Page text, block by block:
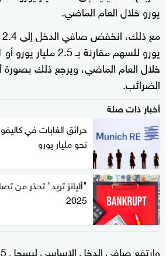
يورو خلال العام الماضي.
خلال العام الماضي، ويرجع ذلك بصورة
الضرائب.
أخبار ذات صلة
حرائق الغابات في
نحو مليار يورو
"أليانز تريد" تحذر من
2025